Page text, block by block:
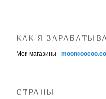
КАК Я
Мои магазины -
СТРАНЫ